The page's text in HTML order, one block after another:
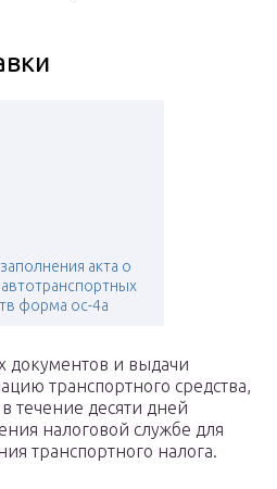
акта о
форма ос-4а
документов и выдачи
транспортного средства,
течение десяти дней
налоговой службе для
транспортного налога.